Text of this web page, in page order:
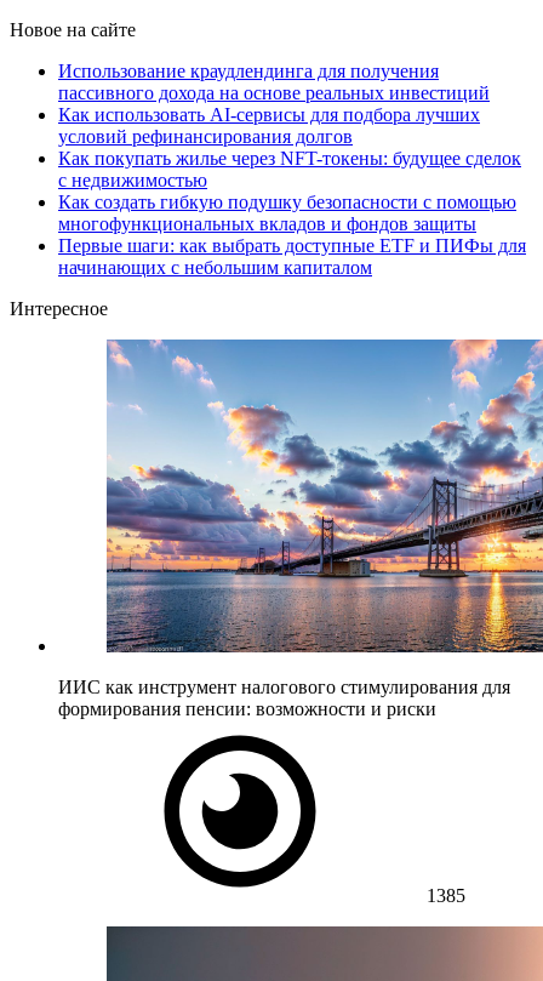
Новое на сайте
Использование краудлендинга для получения
пассивного дохода на основе реальных инвестиций
Как использовать AI-сервисы для подбора лучших
условий рефинансирования долгов
Как покупать жилье через NFT-токены: будущее сделок
с недвижимостью
Как создать гибкую подушку безопасности с помощью
многофункциональных вкладов и фондов защиты
Первые шаги: как выбрать доступные ETF и ПИФы для
начинающих с небольшим капиталом
Интересное
ИИС как инструмент налогового стимулирования для
формирования пенсии: возможности и риски
1385